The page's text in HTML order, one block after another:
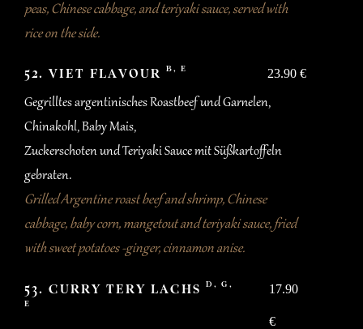
peas, Chinese cabbage, and teriyaki sauce, served with
rice on the side.
52. VIET FLAVOUR B, E 23.90 €
Gegrilltes argentinisches Roastbeef und Garnelen,
Chinakohl, Baby Mais,
Zuckerschoten und Teriyaki Sauce mit Süßkartoffeln
gebraten.
Grilled Argentine roast beef and shrimp, Chinese
cabbage, baby corn, mangetout and teriyaki sauce, fried
with sweet potatoes -ginger, cinnamon anise.
53. CURRY TERY LACHS D, G,
E
17.90
€